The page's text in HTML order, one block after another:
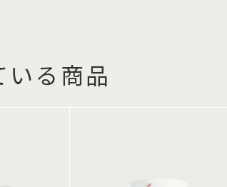
いる商品